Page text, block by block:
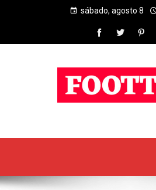
sábado, agosto 8